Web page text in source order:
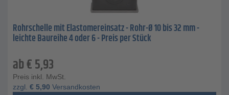
Rohrschelle mit Elastomereinsatz - Rohr-Ø 10 bis 32 mm -
leichte Baureihe 4 oder 6 - Preis per Stück
ab€5,93
Preis inkl. MwSt.
zzgl. € 5,90 Versandkosten